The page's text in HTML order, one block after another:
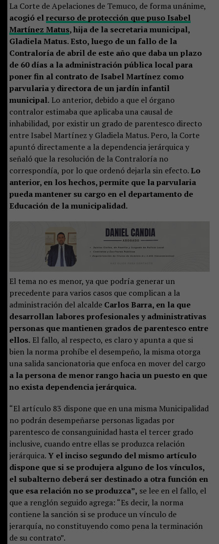
La Corte de Apelaciones de Temuco, de forma unánime,
acogió elrecurso de protección que puso Isabel
Martínez Matus, hija de la secretaria municipal,
Gladiela Matus. Esto, luego de un fallo de la
Contraloría de abril de este año que daba un plazo
de 60 días a la administración pública local para
poner fin al contrato de Isabel Martínez como
parvularia y directora de un jardín infantil
municipal.Lo anterior, debido a que el órgano
contralor estimaba que aplicaba una causal de
inhabilidad, por existir un grado de parentesco directo
entre Isabel Martínez y Gladiela Matus. Pero, la Corte
apuntó directamente a la dependencia jerárquica y
señaló que la resolución de la Contraloría no
correspondía, por lo que ordenó dejarla sin efecto. Lo
anterior, en los hechos, permite que la parvularia
pueda mantener su cargo en el departamento de
Educación de la municipalidad.
El tema no es menor, ya que podría generar un
precedente para varios casos que complican a la
administración del alcalde Carlos Barra, en la que
desarrollan labores profesionales y administrativas
personas que mantienen grados de parentesco entre
ellos.El fallo, al respecto, es claro y apunta a que si
bien la norma prohíbe el desempeño, la misma otorga
una salida sancionatoria que enfoca en mover del cargo
a la persona de menor rango hacia un puesto en que
no exista dependencia jerárquica.
“El artículo 83 dispone que en una misma Municipalidad
no podrán desempeñarse personas ligadas por
parentesco de consanguinidad hasta el tercer grado
inclusive, cuando entre ellas se produzca relación
jerárquica.Y el inciso segundo del mismo artículo
dispone que si se produjera alguno de los vínculos,
el subalterno deberá ser destinado a otra función en
que esa relación no se produzca”, se lee en el fallo, el
que a renglón seguido agrega: “Es decir, la norma
contiene la sanción si se produce un vínculo de
jerarquía, no constituyendo como pena la terminación
de su contrato”.